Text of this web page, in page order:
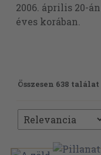
2006. április 20-
éves korában.
Összesen 638 találat